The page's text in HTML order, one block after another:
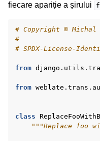
fiecare apariție a șirului
# Copyright © Michal
#
# SPDX-License-
from
from
class
"""Replace foo